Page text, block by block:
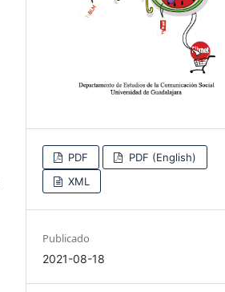
PDF
PDF (English)
XML
Publicado
2021-08-18